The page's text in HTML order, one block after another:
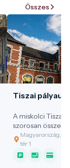
Összes
Tiszai
A miskolci Tiszai
szorosan
fejlődésével.
Magyarország,
tér 1